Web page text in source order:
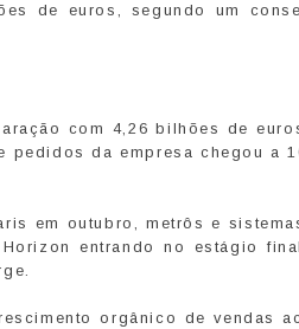
de euros, segundo um
com 4,26 bilhões de
da empresa chegou a
em outubro, metrôs e
entrando no estágio
orgânico de vendas